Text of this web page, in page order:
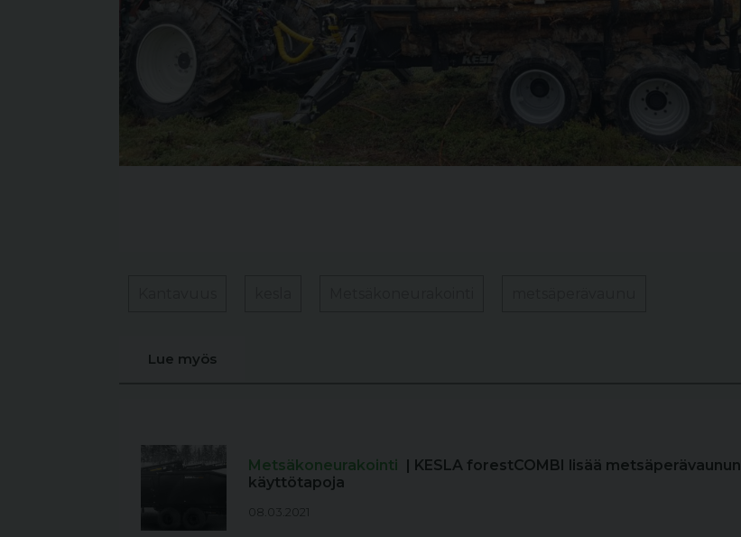
Lue myös
Metsäkoneurakointi
| KESLA forestCOMBI lisää metsäperävaunun
käyttötapoja
08.03.2021